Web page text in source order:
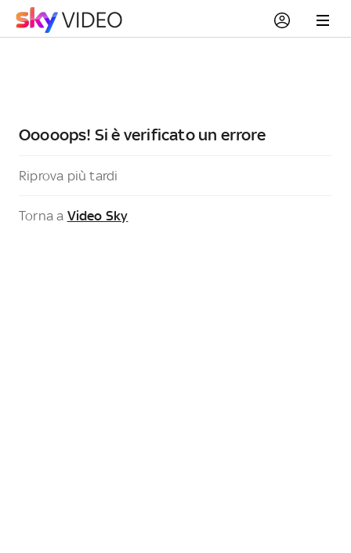
Ooooops! Si è verificato un errore
Riprova più tardi
Torna a Video Sky